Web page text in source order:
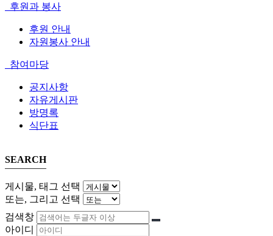
후원과 봉사
후원 안내
자원봉사 안내
참여마당
공지사항
자유게시판
방명록
식단표
SEARCH
게시물, 태그 선택
또는, 그리고 선택
검색창
아이디